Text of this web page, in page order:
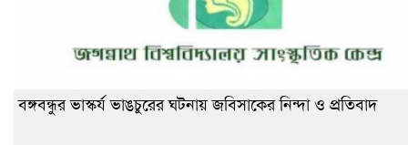
বঙ্গবন্ধুর ভাস্কর্য ভাঙচুরের ঘটনায় জবিসাকের নিন্দা ও প্রতিবাদ